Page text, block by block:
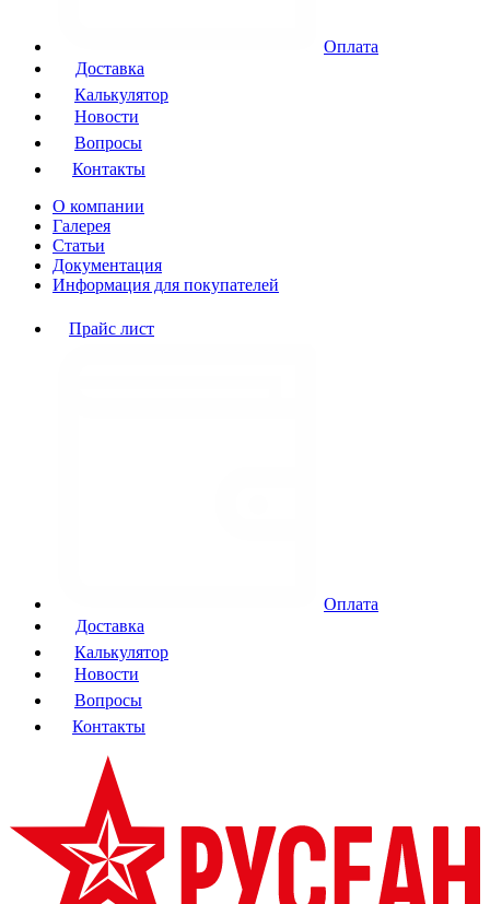
Оплата
Доставка
Калькулятор
Новости
Вопросы
Контакты
О компании
Галерея
Статьи
Документация
Информация для покупателей
Прайс лист
Оплата
Доставка
Калькулятор
Новости
Вопросы
Контакты